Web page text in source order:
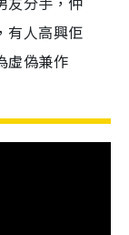
有人高興佢
虛偽兼作